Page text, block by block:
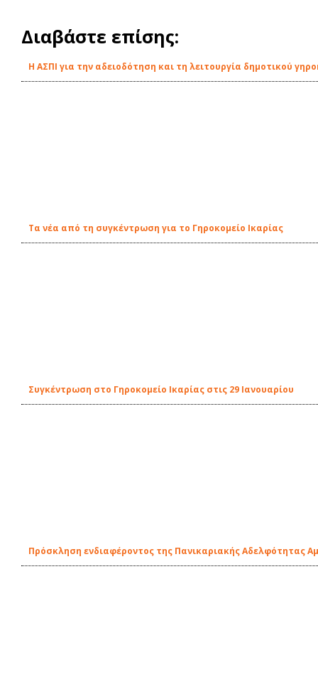
Διαβάστε επίσης:
Η ΑΣΠΙ για την αδειοδότηση και τη λειτουργία δημοτικού
Τα νέα από τη συγκέντρωση για το Γηροκομείο Ικαρίας
Συγκέντρωση στο Γηροκομείο Ικαρίας στις 29 Ιανουαρίου
Πρόσκληση ενδιαφέροντος της Πανικαριακής Αδελφότητας